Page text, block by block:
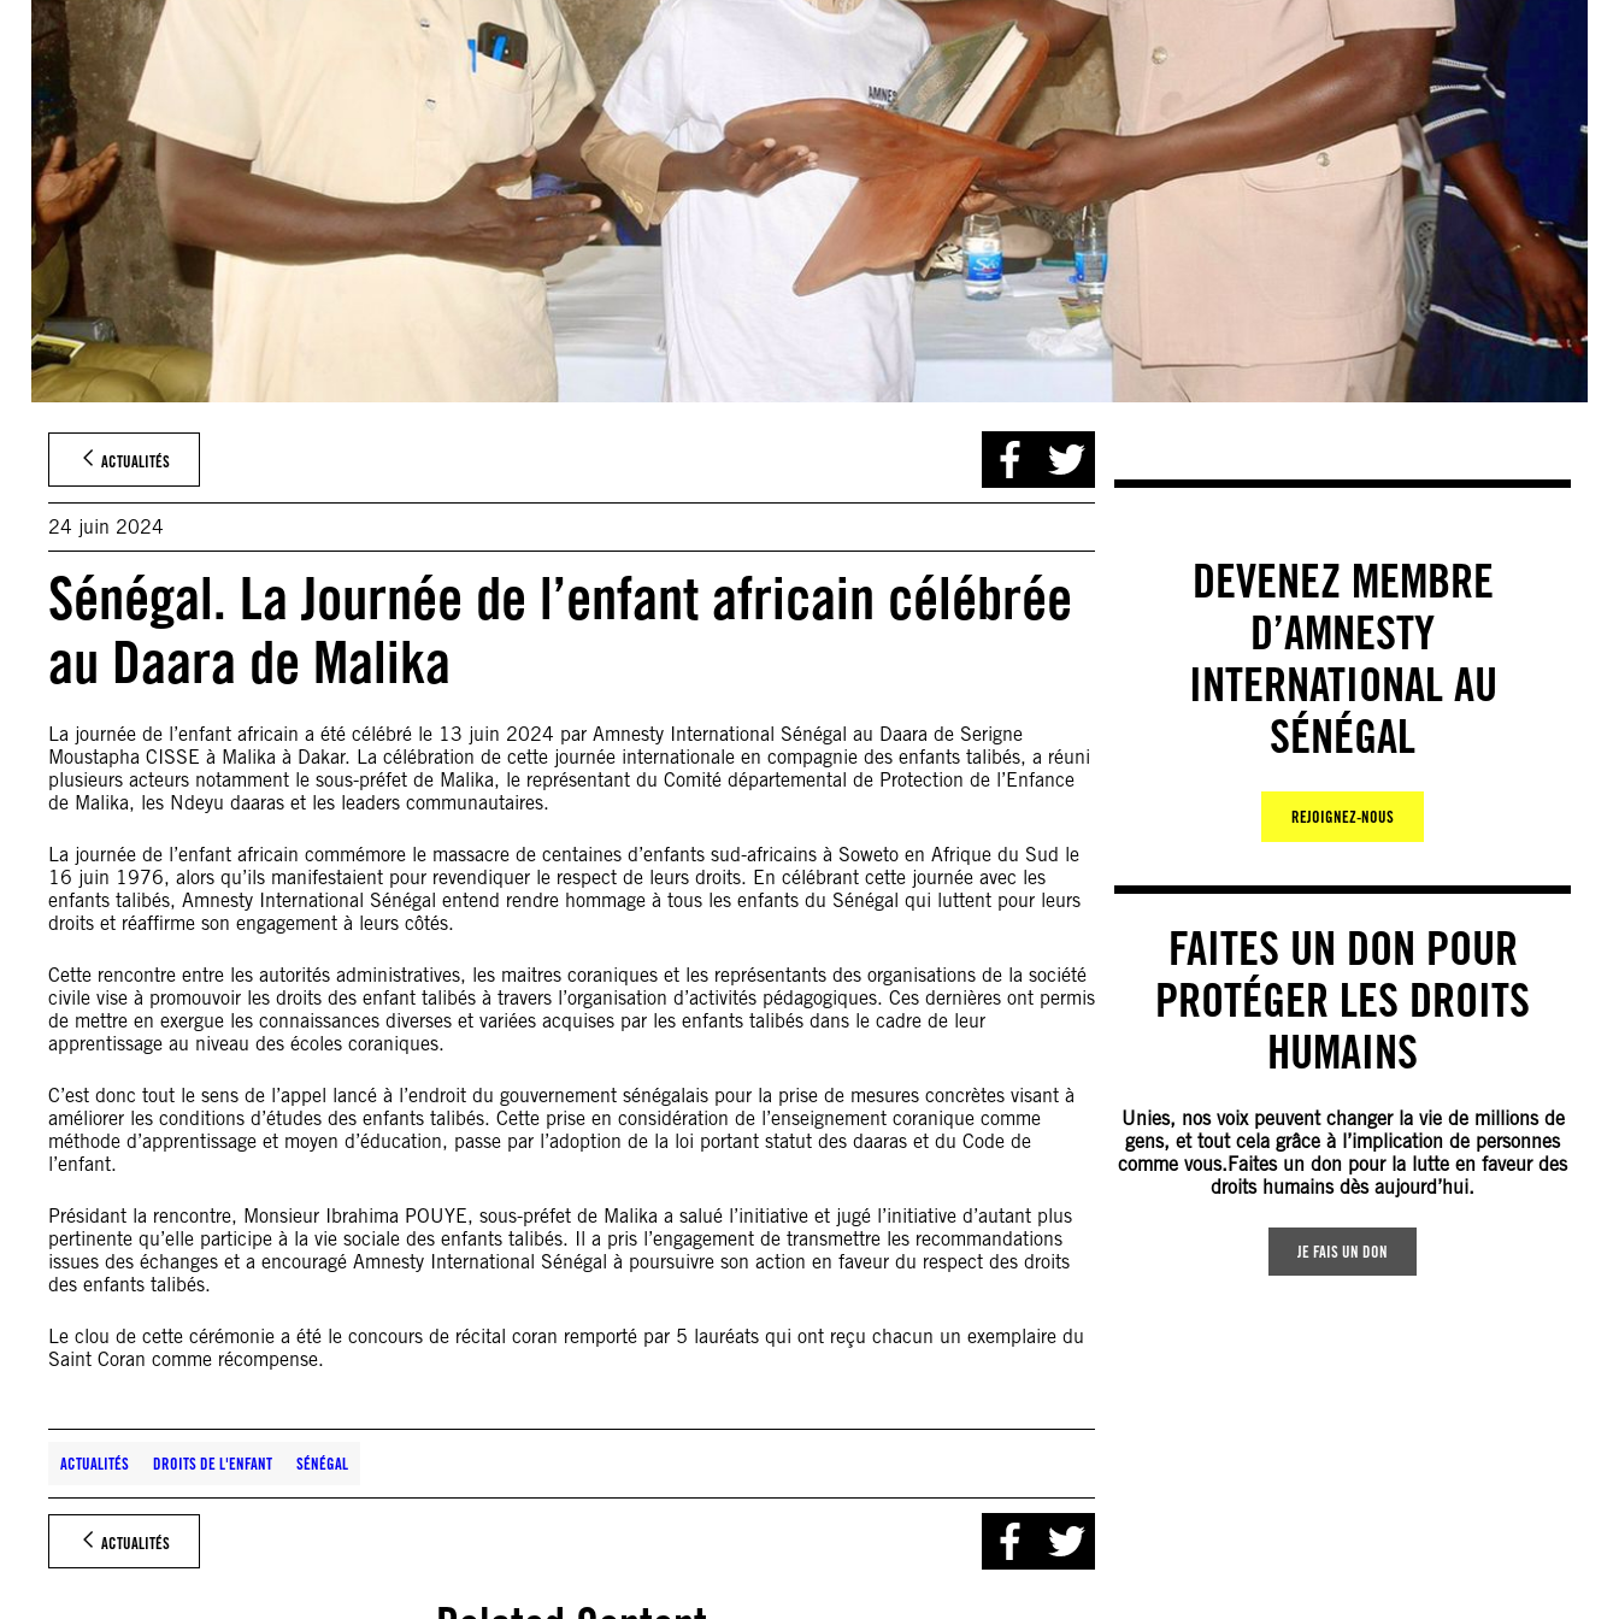
ACTUALITÉS
24 juin 2024
Sénégal. La Journée de l’enfant africain célébrée
au Daara de Malika
La journée de l’enfant africain a été célébré le 13 juin 2024 par Amnesty International Sénégal au Daara de Serigne
Moustapha CISSE à Malika à Dakar. La célébration de cette journée internationale en compagnie des enfants talibés, a réuni
plusieurs acteurs notamment le sous-préfet de Malika, le représentant du Comité départemental de Protection de l’Enfance
de Malika, les Ndeyu daaras et les leaders communautaires.
La journée de l’enfant africain commémore le massacre de centaines d’enfants sud-africains à Soweto en Afrique du Sud le
16 juin 1976, alors qu’ils manifestaient pour revendiquer le respect de leurs droits. En célébrant cette journée avec les
enfants talibés, Amnesty International Sénégal entend rendre hommage à tous les enfants du Sénégal qui luttent pour leurs
droits et réaffirme son engagement à leurs côtés.
Cette rencontre entre les autorités administratives, les maitres coraniques et les représentants des organisations de la société
civile vise à promouvoir les droits des enfant talibés à travers l’organisation d’activités pédagogiques. Ces dernières ont permis
de mettre en exergue les connaissances diverses et variées acquises par les enfants talibés dans le cadre de leur
apprentissage au niveau des écoles coraniques.
C’est donc tout le sens de l’appel lancé à l’endroit du gouvernement sénégalais pour la prise de mesures concrètes visant à
améliorer les conditions d’études des enfants talibés. Cette prise en considération de l’enseignement coranique comme
méthode d’apprentissage et moyen d’éducation, passe par l’adoption de la loi portant statut des daaras et du Code de
l’enfant.
Présidant la rencontre, Monsieur Ibrahima POUYE, sous-préfet de Malika a salué l’initiative et jugé l’initiative d’autant plus
pertinente qu’elle participe à la vie sociale des enfants talibés. Il a pris l’engagement de transmettre les recommandations
issues des échanges et a encouragé Amnesty International Sénégal à poursuivre son action en faveur du respect des droits
des enfants talibés.
Le clou de cette cérémonie a été le concours de récital coran remporté par 5 lauréats qui ont reçu chacun un exemplaire du
Saint Coran comme récompense.
ACTUALITÉS DROITS DE L'ENFANT SÉNÉGAL
ACTUALITÉS
DEVENEZ MEMBRE
D’AMNESTY
INTERNATIONAL AU
SÉNÉGAL
REJOIGNEZ-NOUS
FAITES UN DON POUR
PROTÉGER LES DROITS
HUMAINS
Unies, nos voix peuvent changer la vie de millions de
gens, et tout cela grâce à l’implication de personnes
comme vous.Faites un don pour la lutte en faveur des
droits humains dès aujourd’hui.
JE FAIS UN DON